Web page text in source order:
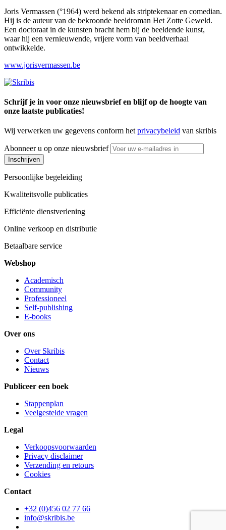
Joris Vermassen (°1964) werd bekend als striptekenaar en comedian.
Hij is de auteur van de bekroonde beeldroman Het Zotte Geweld.
Een doctoraat in de kunsten bracht hem bij de beeldende kunst,
waar hij een vernieuwende, vrijere vorm van beeldverhaal
ontwikkelde.
www.jorisvermassen.be
Schrijf je in voor onze nieuwsbrief en blijf op de hoogte van
onze laatste publicaties!
Wij verwerken uw gegevens conform hetprivacybeleid van skribis
Abonneer u op onze nieuwsbrief
Inschrijven
Persoonlijke begeleiding
Kwaliteitsvolle publicaties
Efficiënte dienstverlening
Online verkoop en distributie
Betaalbare service
Webshop
Academisch
Community
Professioneel
Self-publishing
E-books
Over ons
Over Skribis
Contact
Nieuws
Publiceer een boek
Stappenplan
Veelgestelde vragen
Legal
Verkoopsvoorwaarden
Privacy disclaimer
Verzending en retours
Cookies
Contact
+32 (0)456 02 77 66
info@skribis.be